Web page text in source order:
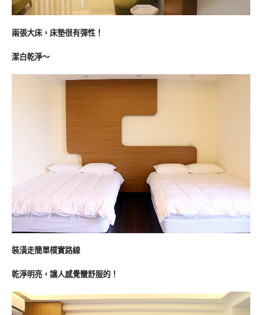
兩張大床，床墊很有彈性！
潔白乾淨～
裝潢走簡單樸實路線
乾淨明亮，讓人感覺蠻舒服的！